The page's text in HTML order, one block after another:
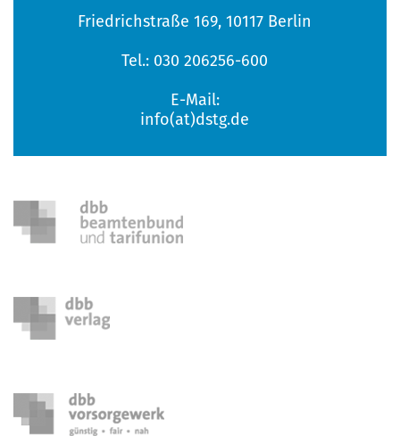
Friedrichstraße 169, 10117 Berlin
Tel.: 030 206256-600
E-Mail:
info(at)dstg.de